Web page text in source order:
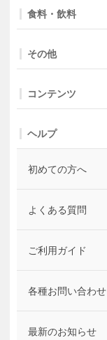
食料・飲料
その他
コンテンツ
ヘルプ
初めての方へ
よくある質問
ご利用ガイド
各種お問い合わせ
最新のお知らせ